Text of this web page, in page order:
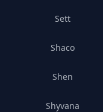
Sett
Shaco
Shen
Shyvana